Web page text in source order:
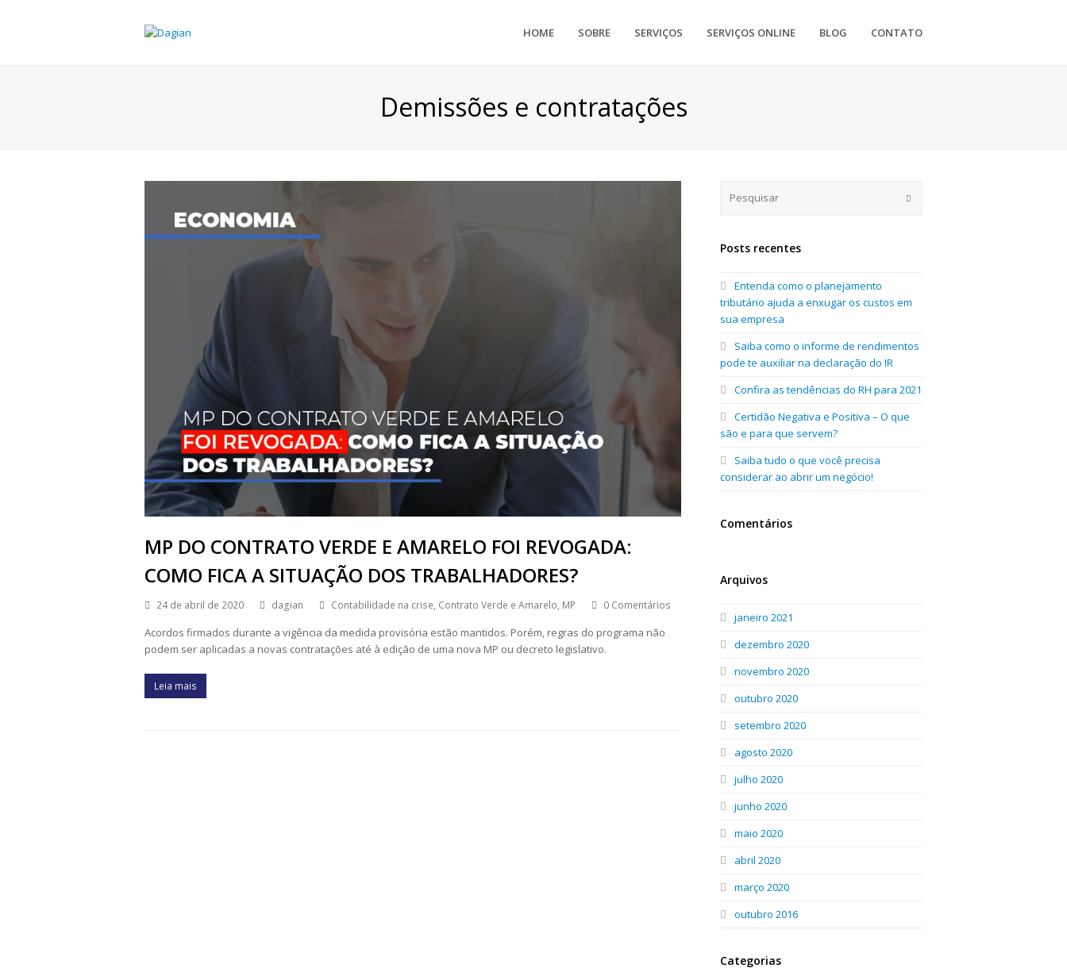
HOME SOBRE SERVIÇOS SERVIÇOS ONLINE BLOG CONTATO
Demissões e contratações
MP DO CONTRATO VERDE E AMARELO FOI REVOGADA:
COMO FICA A SITUAÇÃO DOS TRABALHADORES?
24 de abril de 2020 dagian Contabilidade na crise, Contrato Verde e Amarelo, MP 0 Comentários
Acordos firmados durante a vigência da medida provisória estão mantidos. Porém, regras do programa não
podem ser aplicadas a novas contratações até à edição de uma nova MP ou decreto legislativo.
Leia mais
Posts recentes
Entenda como o planejamento
tributário ajuda a enxugar os custos em
sua empresa
Saiba como o informe de rendimentos
pode te auxiliar na declaração do IR
Confira as tendências do RH para 2021
Certidão Negativa e Positiva – O que
são e para que servem?
Saiba tudo o que você precisa
considerar ao abrir um negócio!
Comentários
Arquivos
janeiro 2021
dezembro 2020
novembro 2020
outubro 2020
setembro 2020
agosto 2020
julho 2020
junho 2020
maio 2020
abril 2020
março 2020
outubro 2016
Categorias